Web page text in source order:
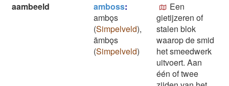
aambeeld
amboss:
ambǫs
(Simpelveld),
āmbǫs
(Simpelveld)
Een
gietijzeren of
stalen blok
waarop de smid
het smeedwerk
uitvoert. Aan
één of twee